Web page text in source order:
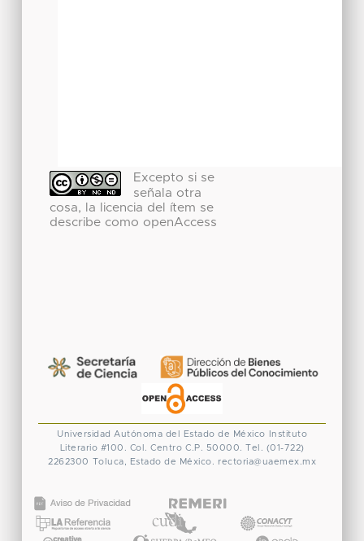
Excepto si se
señala otra
cosa, la licencia del ítem se
describe como openAccess
Universidad Autónoma del Estado de México
Instituto
Literario #100. Col. Centro C.P. 50000. Tel. (01-722)
2262300 Toluca, Estado de México. rectoria@uaemex.mx